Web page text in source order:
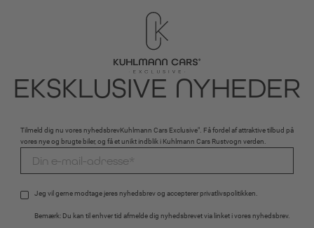
EKSKLUSIVE NYHEDER
Tilmeld dig nu vores nyhedsbrevKuhlmann Cars Exclusive". Få fordel af attraktive tilbud på
vores nye og brugte biler, og få et unikt indblik i Kuhlmann Cars Rustvogn verden.
Jeg vil gerne modtage jeres nyhedsbrev og accepterer privatlivspolitikken.
Bemærk: Du kan til enhver tid afmelde dig nyhedsbrevet via linket i vores nyhedsbrev.